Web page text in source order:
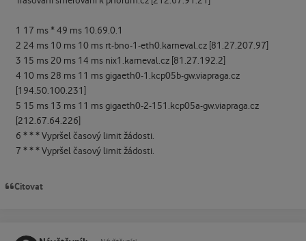
1 17 ms * 49 ms 10.69.0.1
2 24 ms 10 ms 10 ms rt-bno-1-eth0.karneval.cz [81.27.207.97]
3 15 ms 20 ms 14 ms nix1.karneval.cz [81.27.192.2]
4 10 ms 28 ms 11 ms gigaeth0-1.kcp05b-gw.viapraga.cz
[194.50.100.231]
5 15 ms 13 ms 11 ms gigaeth0-2-151.kcp05a-gw.viapraga.cz
[212.67.64.226]
6 * * * Vypršel časový limit žádosti.
7 * * * Vypršel časový limit žádosti.
Citovat